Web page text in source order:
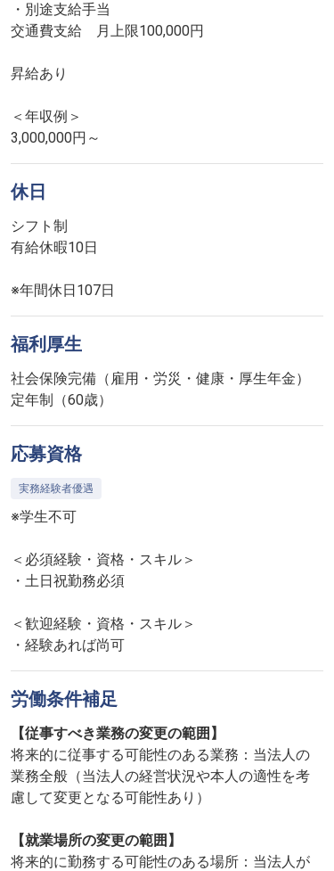
・別途支給手当
交通費支給 月上限100,000円
昇給あり
＜年収例＞
3,000,000円～
休日
シフト制
有給休暇10日
※年間休日107日
福利厚生
社会保険完備（雇用・労災・健康・厚生年金）
定年制（60歳）
応募資格
実務経験者優遇
※学生不可
＜必須経験・資格・スキル＞
・土日祝勤務必須
＜歓迎経験・資格・スキル＞
・経験あれば尚可
労働条件補足
【従事すべき業務の変更の範囲】
将来的に従事する可能性のある業務：当法人の
業務全般（当法人の経営状況や本人の適性を考
慮して変更となる可能性あり）
【就業場所の変更の範囲】
将来的に勤務する可能性のある場所：当法人が